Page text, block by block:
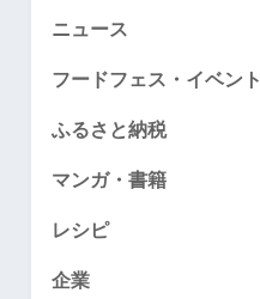
ニュース
フードフェス・イベント
ふるさと納税
マンガ・書籍
レシピ
企業